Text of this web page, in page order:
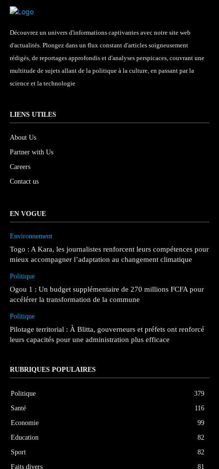
Découvrez un univers d'informations captivantes avec notre site web
d'actualités. Plongez dans un flux constant d'articles soigneusement
rédigés, de reportages approfondis et d'analyses perspicaces, couvrant une
multitude de sujets allant de la politique à la culture, en passant par la
science et la technologie
LIENS UTILES
About Us
Partner with Us
Careers
Contact us
EN VOGUE
Environnement
Togo : A Kara, les journalistes renforcent leurs compétences pour
mieux accompagner l’adaptation au changement climatique
Politique
Ogou 1 : Un budget supplémentaire de 270 millions FCFA pour
accélérer la transformation de la commune
Politique
Pilotage territorial : À Blitta, gouverneurs et préfets ont renforcé
leurs capacités pour une administration plus efficace
RUBRIQUES POPULAIRES
Politique
379
Santé
116
Economie
99
Education
82
Sport
82
Faits divers
81